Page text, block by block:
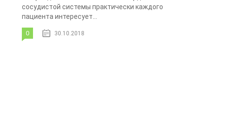
сосудистой системы практически каждого
пациента интересует...
0 30.10.2018